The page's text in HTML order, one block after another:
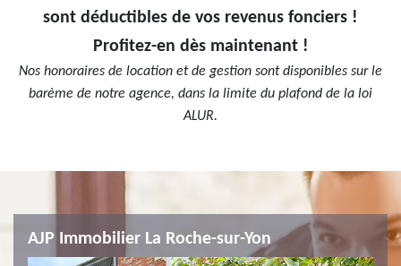
sont déductibles de vos revenus fonciers !
Profitez-en dès maintenant !
Nos honoraires de location et de gestion sont disponibles sur le
barème de notre agence, dans la limite du plafond de la loi
ALUR.
AJP Immobilier La Roche-sur-Yon